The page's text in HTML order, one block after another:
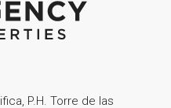
P.H. Torre de las